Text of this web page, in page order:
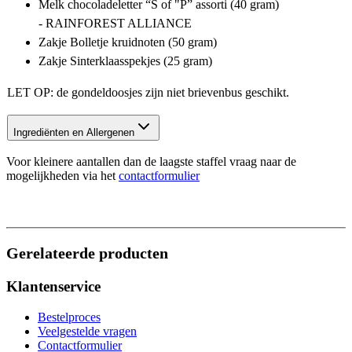
Melk chocoladeletter “S of "P” assorti (40 gram)
- RAINFOREST ALLIANCE
Zakje Bolletje kruidnoten (50 gram)
Zakje Sinterklaasspekjes (25 gram)
LET OP: de gondeldoosjes zijn niet brievenbus geschikt.
Ingrediënten en Allergenen
Voor kleinere aantallen dan de laagste staffel vraag naar de
mogelijkheden via het contactformulier
Gerelateerde producten
Klantenservice
Bestelproces
Veelgestelde vragen
Contactformulier